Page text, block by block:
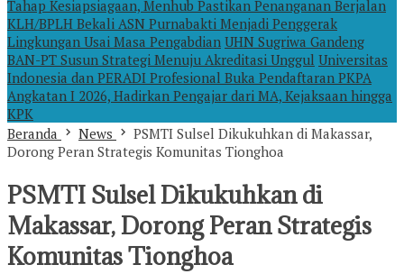
Tahap Kesiapsiagaan, Menhub Pastikan Penanganan Berjalan
KLH/BPLH Bekali ASN Purnabakti Menjadi Penggerak
Lingkungan Usai Masa Pengabdian UHN Sugriwa Gandeng
BAN-PT Susun Strategi Menuju Akreditasi Unggul Universitas
Indonesia dan PERADI Profesional Buka Pendaftaran PKPA
Angkatan I 2026, Hadirkan Pengajar dari MA, Kejaksaan hingga
KPK
Beranda
News
PSMTI Sulsel Dikukuhkan di Makassar,
Dorong Peran Strategis Komunitas Tionghoa
PSMTI Sulsel Dikukuhkan di
Makassar, Dorong Peran Strategis
Komunitas Tionghoa